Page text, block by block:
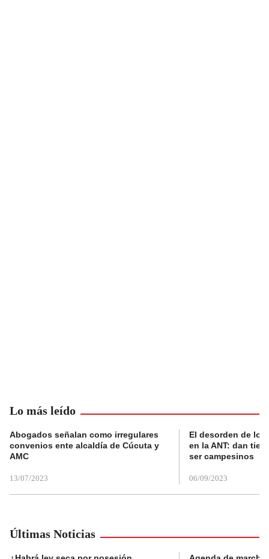
Lo más leído
Abogados señalan como irregulares
convenios ente alcaldía de Cúcuta y
AMC
13/07/2023
El desorden de
en la ANT: dan
ser campesinos
06/09/2023
Últimas Noticias